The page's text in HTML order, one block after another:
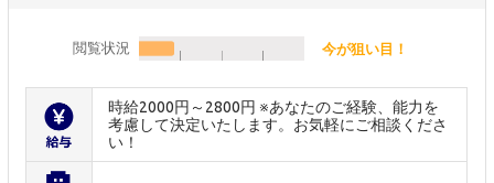
閲覧状況 今が狙い目！
時給2000円～2800円 ※あなたのご経験、能力を
考慮して決定いたします。お気軽にご相談くださ
い！